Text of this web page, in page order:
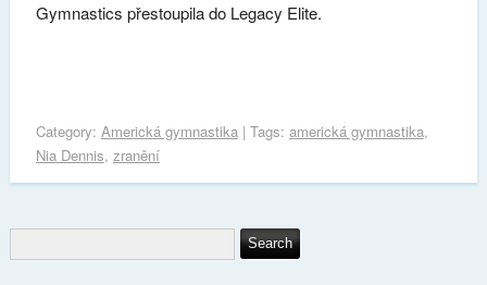
Gymnastics přestoupila do Legacy Elite.
Category: Americká gymnastika| Tags: americká gymnastika,
Nia Dennis, zranění